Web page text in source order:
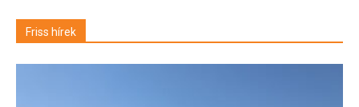
Friss hírek